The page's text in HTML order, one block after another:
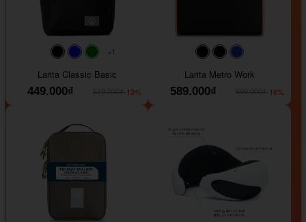
#faf0e6
#000000#0000FF#008000
+1
Larita Classic Basic
449.000₫
-13%
#000000#000000
Larita Metro Work
589.000₫
-16%